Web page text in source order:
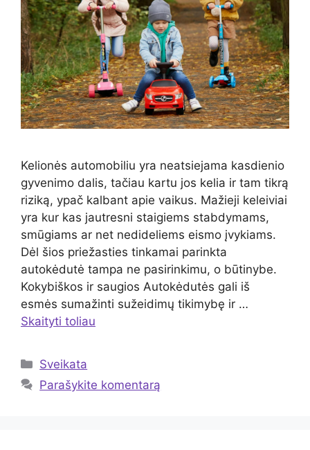
Kelionės automobiliu yra neatsiejama kasdienio
gyvenimo dalis, tačiau kartu jos kelia ir tam tikrą
riziką, ypač kalbant apie vaikus. Mažieji keleiviai
yra kur kas jautresni staigiems stabdymams,
smūgiams ar net nedideliems eismo įvykiams.
Dėl šios priežasties tinkamai parinkta
autokėdutė tampa ne pasirinkimu, o būtinybe.
Kokybiškos ir saugios Autokėdutės gali iš
esmės sumažinti sužeidimų tikimybę ir …
Skaityti toliau
Kategorijos
Sveikata
Parašykite komentarą